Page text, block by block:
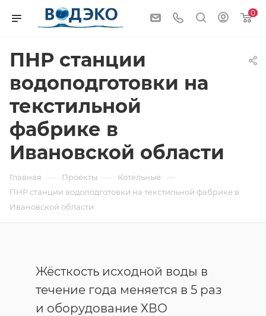
0
ПНР станции
водоподготовки на
текстильной
фабрике в
Ивановской области
Главная — Проекты — Котельные —
ПНР станции водоподготовки на текстильной фабрике в
Ивановской области
Жёсткость исходной воды в
течение года меняется в 5 раз
и оборудование ХВО